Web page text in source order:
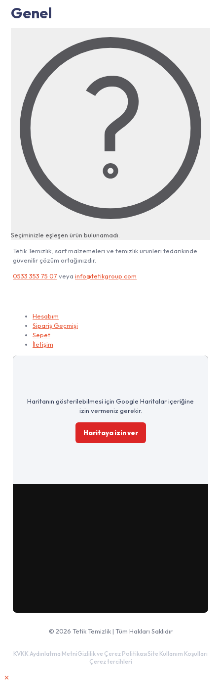
Genel
Seçiminizle eşleşen ürün bulunamadı.
Tetik Temizlik, sarf malzemeleri ve temizlik ürünleri tedarikinde
güvenilir çözüm ortağınızdır.
0533 353 75 07 veya info@tetikgroup.com
Hesabım
Sipariş Geçmişi
Sepet
İletişim
Haritanın gösterilebilmesi için Google Haritalar içeriğine
izin vermeniz gerekir.
Haritaya izin ver
© 2026 Tetik Temizlik | Tüm Hakları Saklıdır
KVKK Aydınlatma MetniGizlilik ve Çerez PolitikasıSite Kullanım Koşulları
Çerez tercihleri
✕